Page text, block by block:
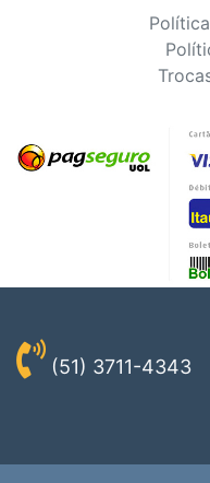
(51) 3711-4343